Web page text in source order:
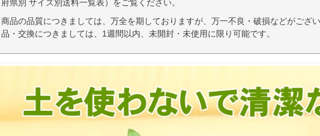
府県別 サイズ別送料一覧表）をご覧ください。
商品の品質につきましては、万全を期しておりますが、万一不良・破損などがござ
品・交換につきましては、1週間以内、未開封・未使用に限り可能です。